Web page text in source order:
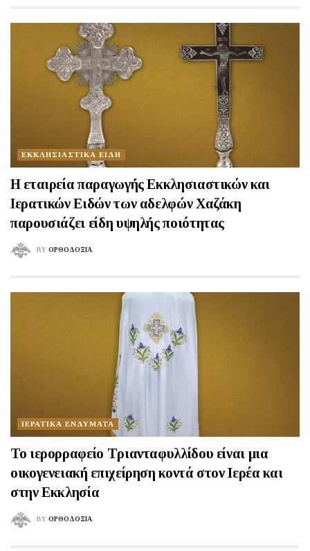
ΕΚΚΛΗΣΙΑΣΤΙΚΑ ΕΙΔΗ
Η εταιρεία παραγωγής Εκκλησιαστικών και
Ιερατικών Ειδών των αδελφών Χαζάκη
παρουσιάζει είδη υψηλής ποιότητας
BY ΟΡΘΟΔΟΞΙΑ
ΙΕΡΑΤΙΚΑ ΕΝΔΥΜΑΤΑ
Το ιερορραφείο Τριανταφυλλίδου είναι μια
οικογενειακή επιχείρηση κοντά στον Ιερέα και
στην Εκκλησία
BY ΟΡΘΟΔΟΞΙΑ